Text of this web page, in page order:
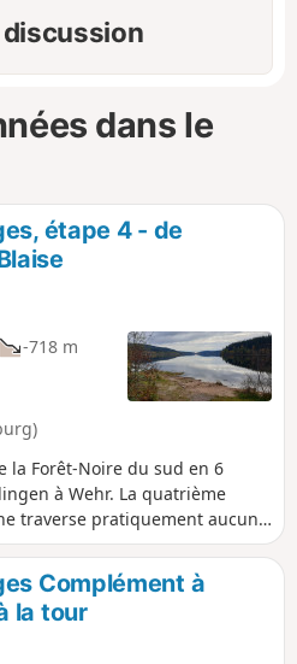
discussion
dans le
étape 4 - de
-718 m
la Forêt-Noire du sud en 6
à Wehr. La quatrième
traverse pratiquement aucune
à parcourir. Il ne faut
dénivelé, notamment après
montée attend les
où la descente sur la
parfois assez raide. La Forêt-
Complément à
la tour